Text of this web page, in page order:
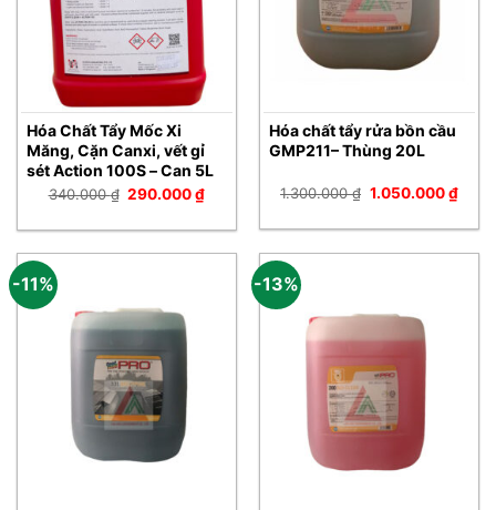
Hóa Chất Tẩy Mốc Xi
Măng, Cặn Canxi, vết gỉ
sét Action 100S – Can 5L
340.000₫ Giá
340.000 ₫.
290.000₫Giá
là:
290.000 ₫.
Hóa chất tẩy rửa bồn cầu
GMP211– Thùng 20L
1.300.000₫ Giá
1.300.000 ₫.
1.050.000₫Giá
hiện
là:
-11% -13%